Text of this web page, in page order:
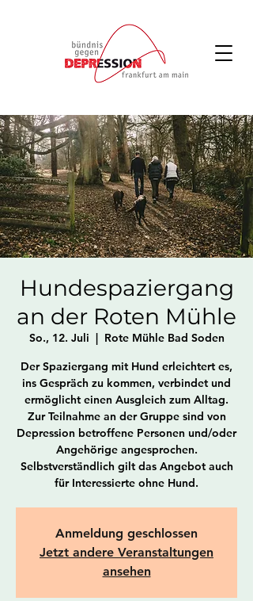
Hundespaziergang
an der Roten Mühle
So., 12. Juli
  |
Rote Mühle Bad Soden
Der Spaziergang mit Hund erleichtert es,
ins Gespräch zu kommen, verbindet und
ermöglicht einen Ausgleich zum Alltag.
Zur Teilnahme an der Gruppe sind von
Depression betroffene Personen und/oder
Angehörige angesprochen.
Selbstverständlich gilt das Angebot auch
für Interessierte ohne Hund.
Anmeldung geschlossen
Jetzt andere Veranstaltungen
ansehen